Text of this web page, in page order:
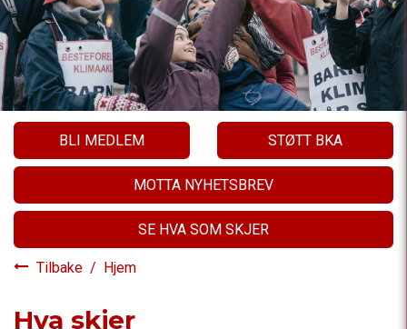
BLI MEDLEM STØTT BKA
MOTTA NYHETSBREV
SE HVA SOM SKJER
Tilbake / Hjem
Hva skjer